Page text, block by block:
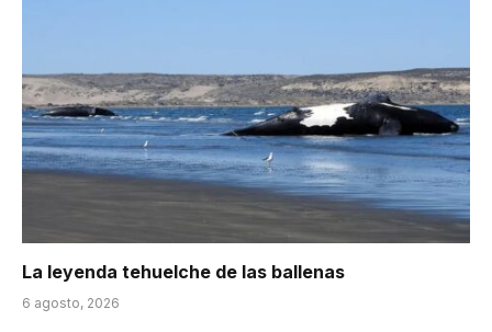
La leyenda tehuelche de las ballenas
6 agosto, 2026